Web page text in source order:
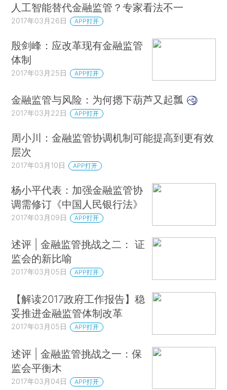
人工智能替代金融监管？专家看法不一
2017年03月26日 APP打开
殷剑峰：应改革现有金融监管
体制
2017年03月25日 APP打开
金融监管与风险：为何摁下葫芦又起瓢
2017年03月22日 APP打开
周小川：金融监管协调机制可能提高到更有效
层次
2017年03月10日 APP打开
杨小平代表：加强金融监管协
调需修订《中国人民银行法》
2017年03月09日 APP打开
述评 | 金融监管挑战之二： 证
监会的新比喻
2017年03月05日 APP打开
【解读2017政府工作报告】稳
妥推进金融监管体制改革
2017年03月05日 APP打开
述评 | 金融监管挑战之一：保
监会平衡木
2017年03月04日 APP打开